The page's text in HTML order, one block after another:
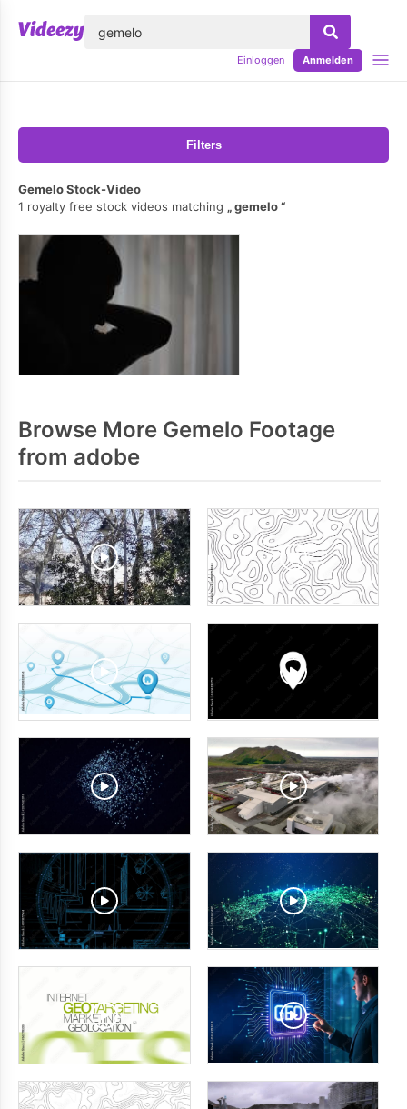
Einloggen Anmelden
Filters
Gemelo Stock-Video
1 royalty free stock videos matching
gemelo
Browse More Gemelo Footage
from adobe